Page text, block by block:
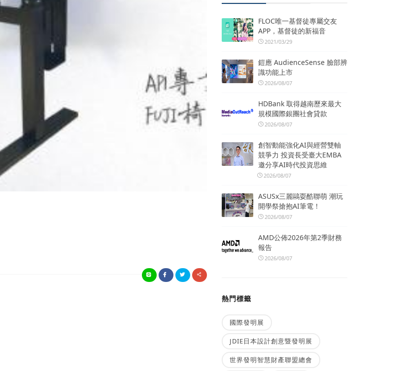
FLOC唯一基督徒專屬交友
APP，基督徒的新福音
2021/03/29
鎧應 AudienceSense 臉部辨
識功能上市
2026/08/07
HDBank 取得越南歷來最大
規模國際銀團社會貸款
2026/08/07
創智動能強化AI與經營雙軸
競爭力 投資長受臺大EMBA
邀分享AI時代投資思維
2026/08/07
ASUSx三麗鷗耍酷聯萌 潮玩
開學祭搶抱AI筆電！
2026/08/07
AMD公佈2026年第2季財務
報告
2026/08/07
熱門標籤
國際發明展
JDIE日本設計創意暨發明展
世界發明智慧財產聯盟總會